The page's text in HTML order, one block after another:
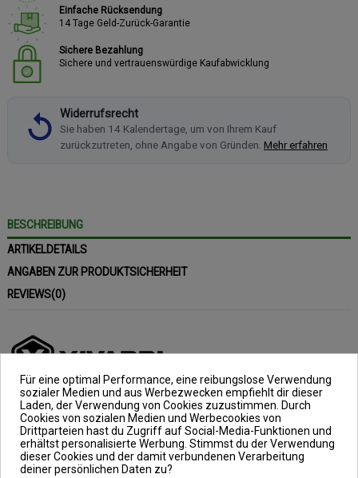
Einfache Rücksendung
14 Tage Geld-Zurück-Garantie
Sichere Bezahlung
Sichere und vertrauenswürdige Kaufabwicklung
Widerrufsrecht
Sie haben 14 Kalendertage, um von Ihrem Kauf
zurückzutreten, ohne Angabe von Gründen. Mehr erfahren
BESCHREIBUNG
ARTIKELDETAILS
ANGABEN ZUR PRODUKTSICHERHEIT
REVIEWS(0)
Royal Feeder Angelschnur
Farbe: grün/grau, Länge: 200m, Ø
0,205mm
Für eine optimal Performance, eine reibungslose Verwendung
sozialer Medien und aus Werbezwecken empfiehlt dir dieser
Laden, der Verwendung von Cookies zuzustimmen. Durch
Cookies von sozialen Medien und Werbecookies von
Drittparteien hast du Zugriff auf Social-Media-Funktionen und
erhältst personalisierte Werbung. Stimmst du der Verwendung
dieser Cookies und der damit verbundenen Verarbeitung
deiner persönlichen Daten zu?